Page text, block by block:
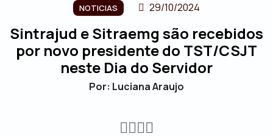
NOTICIAS 29/10/2024
Sintrajud e Sitraemg são recebidos
por novo presidente do TST/CSJT
neste Dia do Servidor
Por: Luciana Araujo